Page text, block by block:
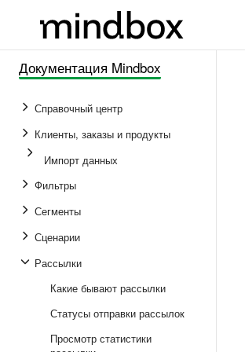
Документация Mindbox
Справочный центр
Клиенты, заказы и продукты
Импорт данных
Фильтры
Сегменты
Сценарии
Рассылки
Какие бывают рассылки
Статусы отправки рассылок
Просмотр статистики